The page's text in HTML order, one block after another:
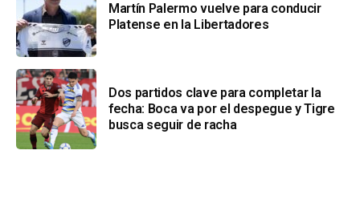
Martín Palermo vuelve para conducir
Platense en la Libertadores
Dos partidos clave para completar la
fecha: Boca va por el despegue y Tigre
busca seguir de racha